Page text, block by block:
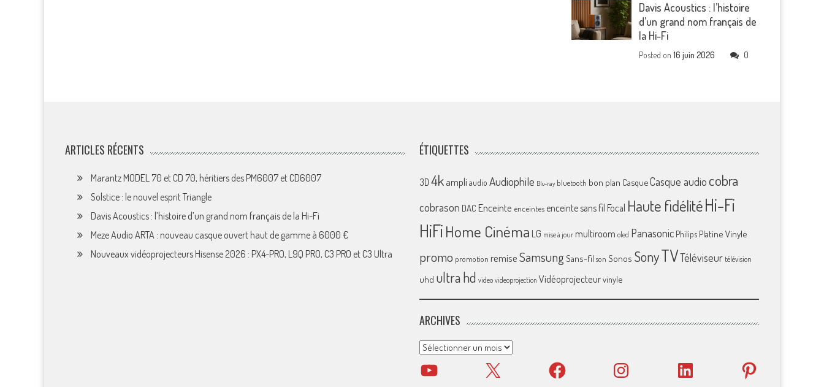
Davis Acoustics : l’histoire
d’un grand nom français de
la Hi-Fi
Posted on16 juin 2026 0
ARTICLES RÉCENTS
Marantz MODEL 70 et CD 70, héritiers des PM6007 et CD6007
Solstice : le nouvel esprit Triangle
Davis Acoustics : l’histoire d’un grand nom français de la Hi-Fi
Meze Audio ARTA : nouveau casque ouvert haut de gamme à 6000 €
Nouveaux vidéoprojecteurs Hisense 2026 : PX4-PRO, L9Q PRO, C3 PRO et C3 Ultra
ÉTIQUETTES
3D 4k ampliaudio Audiophile Blu-ray bluetooth bon plan CasqueCasque audio cobra
cobrason DAC Enceinte enceintes enceinte sans fil Focal Haute fidélitéHi-Fi
HiFiHome Cinéma LG mise à jour multiroom oled Panasonic Philips Platine Vinyle
promo promotion remiseSamsungSans-fil son Sonos SonyTVTéléviseur télévision
uhd ultra hd video videoprojection Vidéoprojecteurvinyle
ARCHIVES
Archives
YouTube X Facebook Instagram LinkedIn Pinterest